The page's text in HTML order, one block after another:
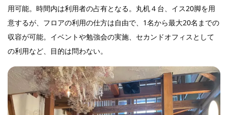
用可能。時間内は利用者の占有となる。丸机４台、イス20脚を用
意するが、フロアの利用の仕方は自由で、1名から最大20名までの
収容が可能。イベントや勉強会の実施、セカンドオフィスとして
の利用など、目的は問わない。